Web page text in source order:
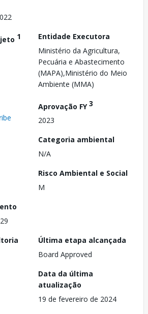
1
Entidade Executora
Ministério da Agricultura,
Pecuária e Abastecimento
(MAPA),Ministério do Meio
Ambiente (MMA)
Aprovação FY3
2023
Categoria ambiental
N/A
Risco Ambiental e Social
M
Última etapa alcançada
Board Approved
Data da última
atualização
19 de fevereiro de 2024